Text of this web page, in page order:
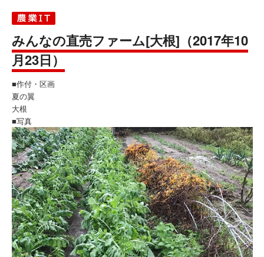
みんなの直売ファーム[大根]（2017年10
月23日）
■作付・区画
夏の翼
大根
■写真